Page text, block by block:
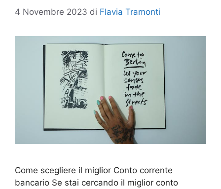
4 Novembre 2023 di Flavia Tramonti
Come scegliere il miglior Conto corrente
bancario Se stai cercando il miglior conto